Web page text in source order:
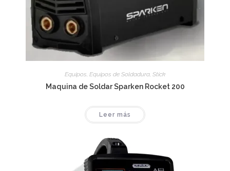
Equipos Equipos de Soldadura Stick
Maquina de Soldar Sparken Rocket 200
Leer más